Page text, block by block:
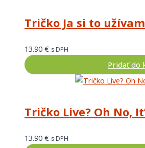
Tričko Ja si to užívam
13.90 € s DPH
Pridať do
Tričko Live? Oh No,
13.90 € s DPH